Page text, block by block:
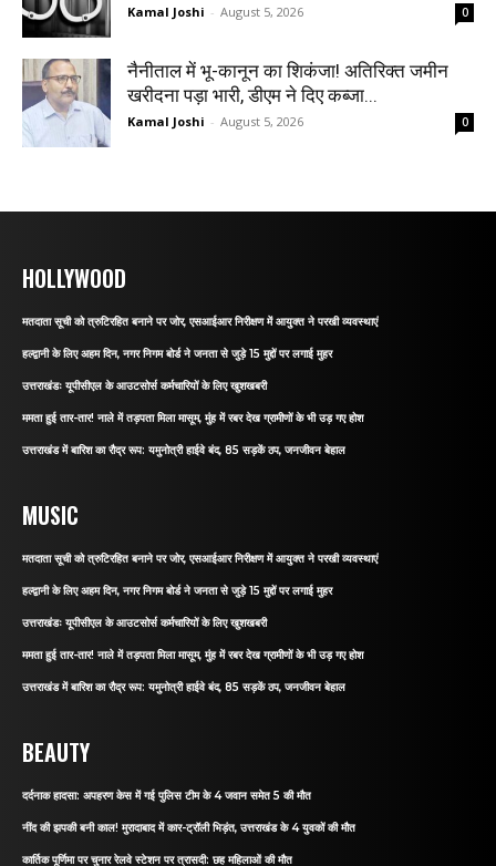
Kamal Joshi - August 5, 2026 0
नैनीताल में भू-कानून का शिकंजा! अतिरिक्त जमीन
खरीदना पड़ा भारी, डीएम ने दिए कब्जा...
Kamal Joshi - August 5, 2026 0
HOLLYWOOD
मतदाता सूची को त्रुटिरहित बनाने पर जोर, एसआईआर निरीक्षण में आयुक्त ने परखी व्यवस्थाएं
हल्द्वानी के लिए अहम दिन, नगर निगम बोर्ड ने जनता से जुड़े 15 मुद्दों पर लगाई मुहर
उत्तराखंडः यूपीसीएल के आउटसोर्स कर्मचारियों के लिए खुशखबरी
ममता हुई तार-तार! नाले में तड़पता मिला मासूम, मुंह में रबर देख ग्रामीणों के भी उड़ गए होश
उत्तराखंड में बारिश का रौद्र रूप: यमुनोत्री हाईवे बंद, 85 सड़कें ठप, जनजीवन बेहाल
MUSIC
मतदाता सूची को त्रुटिरहित बनाने पर जोर, एसआईआर निरीक्षण में आयुक्त ने परखी व्यवस्थाएं
हल्द्वानी के लिए अहम दिन, नगर निगम बोर्ड ने जनता से जुड़े 15 मुद्दों पर लगाई मुहर
उत्तराखंडः यूपीसीएल के आउटसोर्स कर्मचारियों के लिए खुशखबरी
ममता हुई तार-तार! नाले में तड़पता मिला मासूम, मुंह में रबर देख ग्रामीणों के भी उड़ गए होश
उत्तराखंड में बारिश का रौद्र रूप: यमुनोत्री हाईवे बंद, 85 सड़कें ठप, जनजीवन बेहाल
BEAUTY
दर्दनाक हादसा: अपहरण केस में गई पुलिस टीम के 4 जवान समेत 5 की मौत
नींद की झपकी बनी काल! मुरादाबाद में कार-ट्रॉली भिड़ंत, उत्तराखंड के 4 युवकों की मौत
कार्तिक पूर्णिमा पर चुनार रेलवे स्टेशन पर त्रासदी: छह महिलाओं की मौत